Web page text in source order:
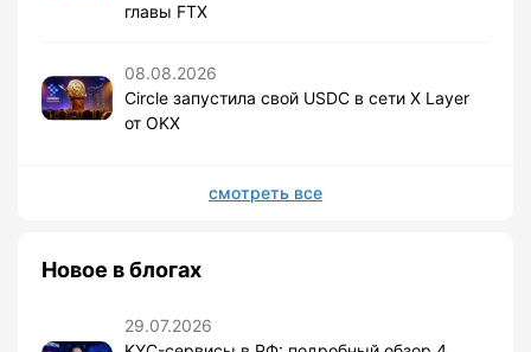
главы FTX
08.08.2026
Circle запустила свой USDC в сети X Layer
от OKX
смотреть все
Новое в блогах
29.07.2026